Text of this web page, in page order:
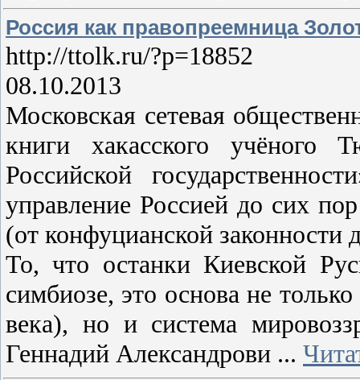
Россия как правопреемница
http://ttolk.ru/?p=18852
08.10.2013
Московская сетевая
книги хакасского учёного
Российской
управление Россией до сих
(от конфуцианской законности
То, что останки Киевской
симбиозе, это основа не
века), но и система
Геннадий Александрови ...